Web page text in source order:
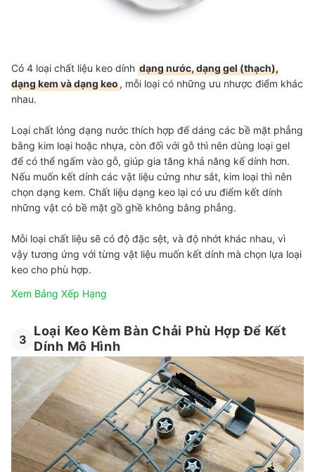
Có 4 loại chất liệu keo dính dạng nước, dạng gel (thạch),
dạng kem và dạng keo, mỗi loại có những ưu nhược điểm khác
nhau.
Loại chất lỏng dạng nước thích hợp để dáng các bề mặt phẳng
bằng kim loại hoặc nhựa, còn đối với gỗ thì nên dùng loại gel
để có thể ngấm vào gỗ, giúp gia tăng khả năng kế dính hơn.
Nếu muốn kết dính các vật liệu cứng như sắt, kim loại thì nên
chọn dạng kem. Chất liệu dạng keo lại có ưu điểm kết dính
những vật có bề mặt gồ ghề không bằng phẳng.
Mỗi loại chất liệu sẽ có độ đặc sệt, và độ nhớt khác nhau, vì
vậy tương ứng với từng vật liệu muốn kết dính mà chọn lựa loại
keo cho phù hợp.
Xem Bảng Xếp Hạng
3
Loại Keo Kèm Bàn Chải Phù Hợp Để Kết
Dính Mô Hình